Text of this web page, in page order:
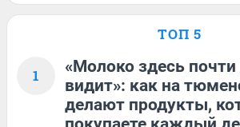
ТОП 5
1
«Молоко здесь почти
видит»: как на
делают продукты,